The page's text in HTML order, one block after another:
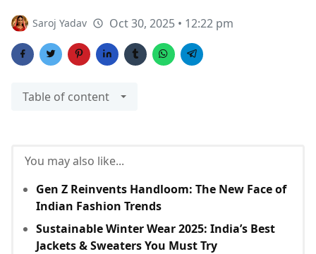
Saroj Yadav Oct 30, 2025 • 12:22 pm
Table of content
You may also like...
Gen Z Reinvents Handloom: The New Face of
Indian Fashion Trends
Sustainable Winter Wear 2025: India’s Best
Jackets & Sweaters You Must Try